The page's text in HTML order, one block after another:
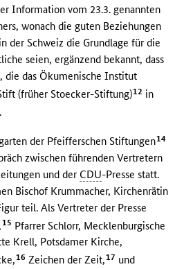
Information vom 23.3. genannten
wonach die guten Beziehungen
der Schweiz die Grundlage für die
seien, ergänzend bekannt, dass
die das Ökumenische Institut
(früher Stoecker-Stiftung)12 in
der Pfeifferschen Stiftungen14
zwischen führenden Vertretern
und der CDU-Presse statt.
Bischof Krummacher, Kirchenrätin
teil. Als Vertreter der Presse
15 Pfarrer Schlorr, Mecklenburgische
Krell, Potsdamer Kirche,
16 Zeichen der Zeit,17 und